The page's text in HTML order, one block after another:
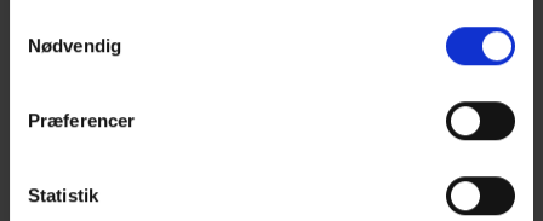
Læs mere om brugen af cookies på vores hjemmeside
Læs mere om vores behandling af personoplysninger
her.
Nødvendig
Præferencer
Statistik